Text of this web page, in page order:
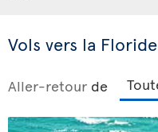
Vols vers la Floride
Aller-retour de